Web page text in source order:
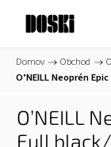
Domov / Obchod /
O’NEILL Neoprén
O’NEILL
Full